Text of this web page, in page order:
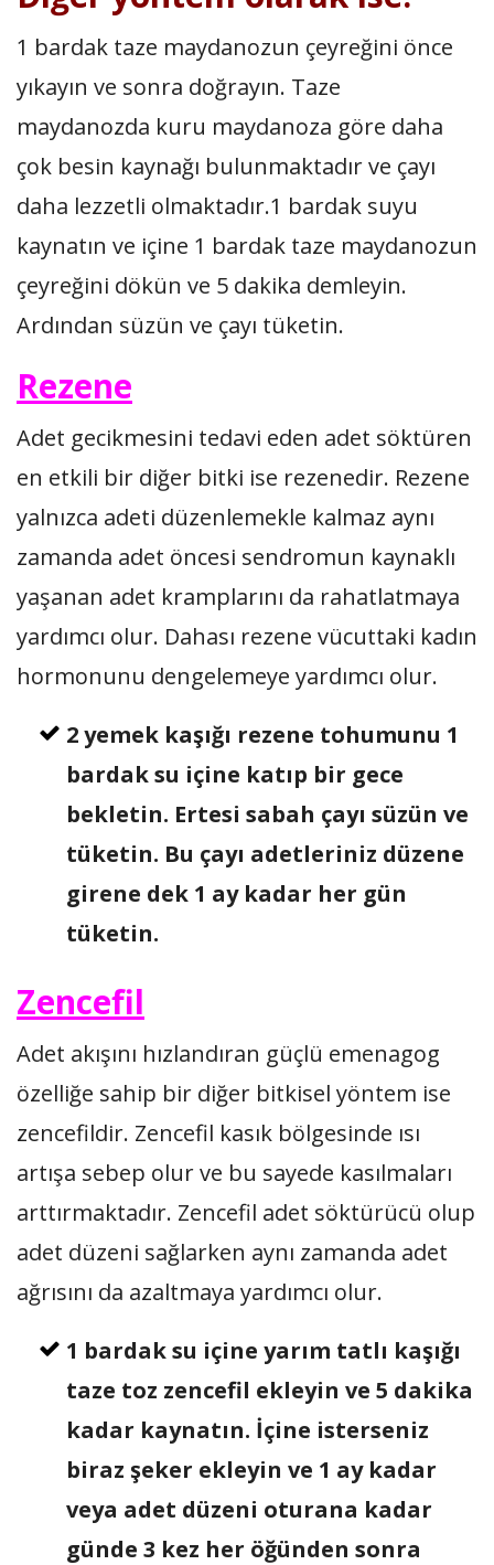
1 bardak taze maydanozun çeyreğini önce
yıkayın ve sonra doğrayın. Taze
maydanozda kuru maydanoza göre daha
çok besin kaynağı bulunmaktadır ve çayı
daha lezzetli olmaktadır.1 bardak suyu
kaynatın ve içine 1 bardak taze maydanozun
çeyreğini dökün ve 5 dakika demleyin.
Ardından süzün ve çayı tüketin.
Rezene
Adet gecikmesini tedavi eden adet söktüren
en etkili bir diğer bitki ise rezenedir. Rezene
yalnızca adeti düzenlemekle kalmaz aynı
zamanda adet öncesi sendromun kaynaklı
yaşanan adet kramplarını da rahatlatmaya
yardımcı olur. Dahası rezene vücuttaki kadın
hormonunu dengelemeye yardımcı olur.
2 yemek kaşığı rezene tohumunu 1
bardak su içine katıp bir gece
bekletin. Ertesi sabah çayı süzün ve
tüketin. Bu çayı adetleriniz düzene
girene dek 1 ay kadar her gün
tüketin.
Zencefil
Adet akışını hızlandıran güçlü emenagog
özelliğe sahip bir diğer bitkisel yöntem ise
zencefildir. Zencefil kasık bölgesinde ısı
artışa sebep olur ve bu sayede kasılmaları
arttırmaktadır. Zencefil adet söktürücü olup
adet düzeni sağlarken aynı zamanda adet
ağrısını da azaltmaya yardımcı olur.
1 bardak su içine yarım tatlı kaşığı
taze toz zencefil ekleyin ve 5 dakika
kadar kaynatın. İçine isterseniz
biraz şeker ekleyin ve 1 ay kadar
veya adet düzeni oturana kadar
günde 3 kez her öğünden sonra